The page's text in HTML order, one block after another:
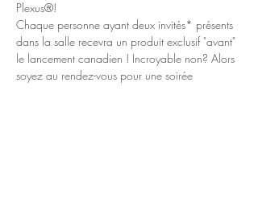
Plexus®!
Chaque personne ayant deux invités* présents
dans la salle recevra un produit exclusif "avant"
le lancement canadien ! Incroyable non? Alors
soyez au rendez-vous pour une soirée